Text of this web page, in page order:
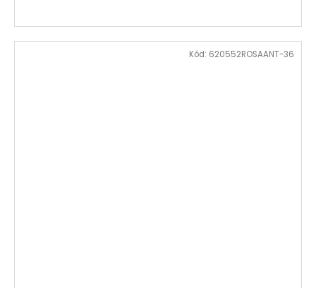
Kód: 620552ROSAANT-36